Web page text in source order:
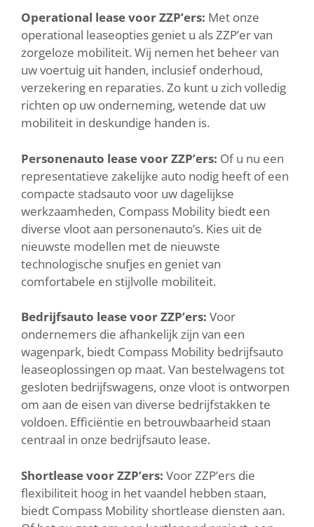
Operational lease voor ZZP’ers: Met onze
operational leaseopties geniet u als ZZP’er van
zorgeloze mobiliteit. Wij nemen het beheer van
uw voertuig uit handen, inclusief onderhoud,
verzekering en reparaties. Zo kunt u zich volledig
richten op uw onderneming, wetende dat uw
mobiliteit in deskundige handen is.
Personenauto lease voor ZZP’ers: Of u nu een
representatieve zakelijke auto nodig heeft of een
compacte stadsauto voor uw dagelijkse
werkzaamheden, Compass Mobility biedt een
diverse vloot aan personenauto’s. Kies uit de
nieuwste modellen met de nieuwste
technologische snufjes en geniet van
comfortabele en stijlvolle mobiliteit.
Bedrijfsauto lease voor ZZP’ers: Voor
ondernemers die afhankelijk zijn van een
wagenpark, biedt Compass Mobility bedrijfsauto
leaseoplossingen op maat. Van bestelwagens tot
gesloten bedrijfswagens, onze vloot is ontworpen
om aan de eisen van diverse bedrijfstakken te
voldoen. Efficiëntie en betrouwbaarheid staan
centraal in onze bedrijfsauto lease.
Shortlease voor ZZP’ers: Voor ZZP’ers die
flexibiliteit hoog in het vaandel hebben staan,
biedt Compass Mobility shortlease diensten aan.